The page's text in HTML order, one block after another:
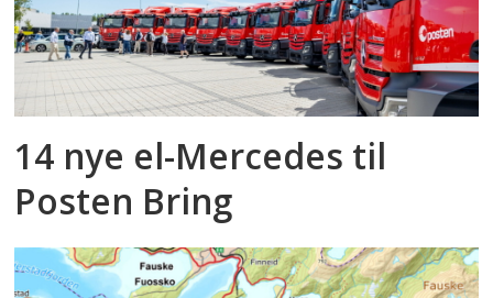
14 nye el-Mercedes til
Posten Bring